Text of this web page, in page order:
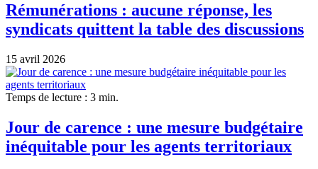
Rémunérations : aucune réponse, les
syndicats quittent la table des discussions
15 avril 2026
Temps de lecture : 3 min.
Jour de carence : une mesure budgétaire
inéquitable pour les agents territoriaux